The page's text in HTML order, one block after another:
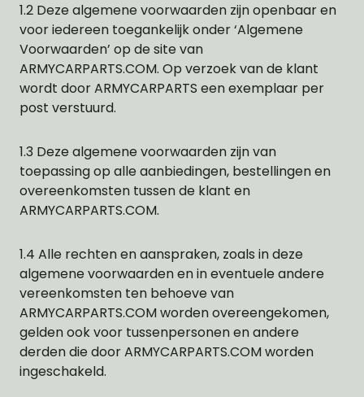
1.2 Deze algemene voorwaarden zijn openbaar en
voor iedereen toegankelijk onder ‘Algemene
Voorwaarden’ op de site van
ARMYCARPARTS.COM. Op verzoek van de klant
wordt door ARMYCARPARTS een exemplaar per
post verstuurd.
1.3 Deze algemene voorwaarden zijn van
toepassing op alle aanbiedingen, bestellingen en
overeenkomsten tussen de klant en
ARMYCARPARTS.COM.
1.4 Alle rechten en aanspraken, zoals in deze
algemene voorwaarden en in eventuele andere
vereenkomsten ten behoeve van
ARMYCARPARTS.COM worden overeengekomen,
gelden ook voor tussenpersonen en andere
derden die door ARMYCARPARTS.COM worden
ingeschakeld.